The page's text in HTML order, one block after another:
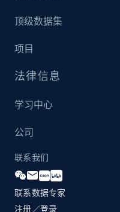
3.4K+
Glassdoor
Count helpful, Count
end year, Employee
Business
顶级数据集
项目
法律信息
学习中心
公司
联系我们
联系数据专家
注册／登录